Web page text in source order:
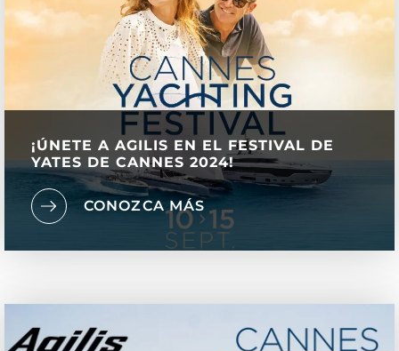
¡ÚNETE A AGILIS EN EL FESTIVAL DE
YATES DE CANNES 2024!
CONOZCA MÁS